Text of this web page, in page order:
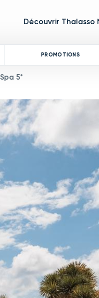
Découvrir Thalasso
PROMOTIONS
5*
that follows. Use the
buttons to move